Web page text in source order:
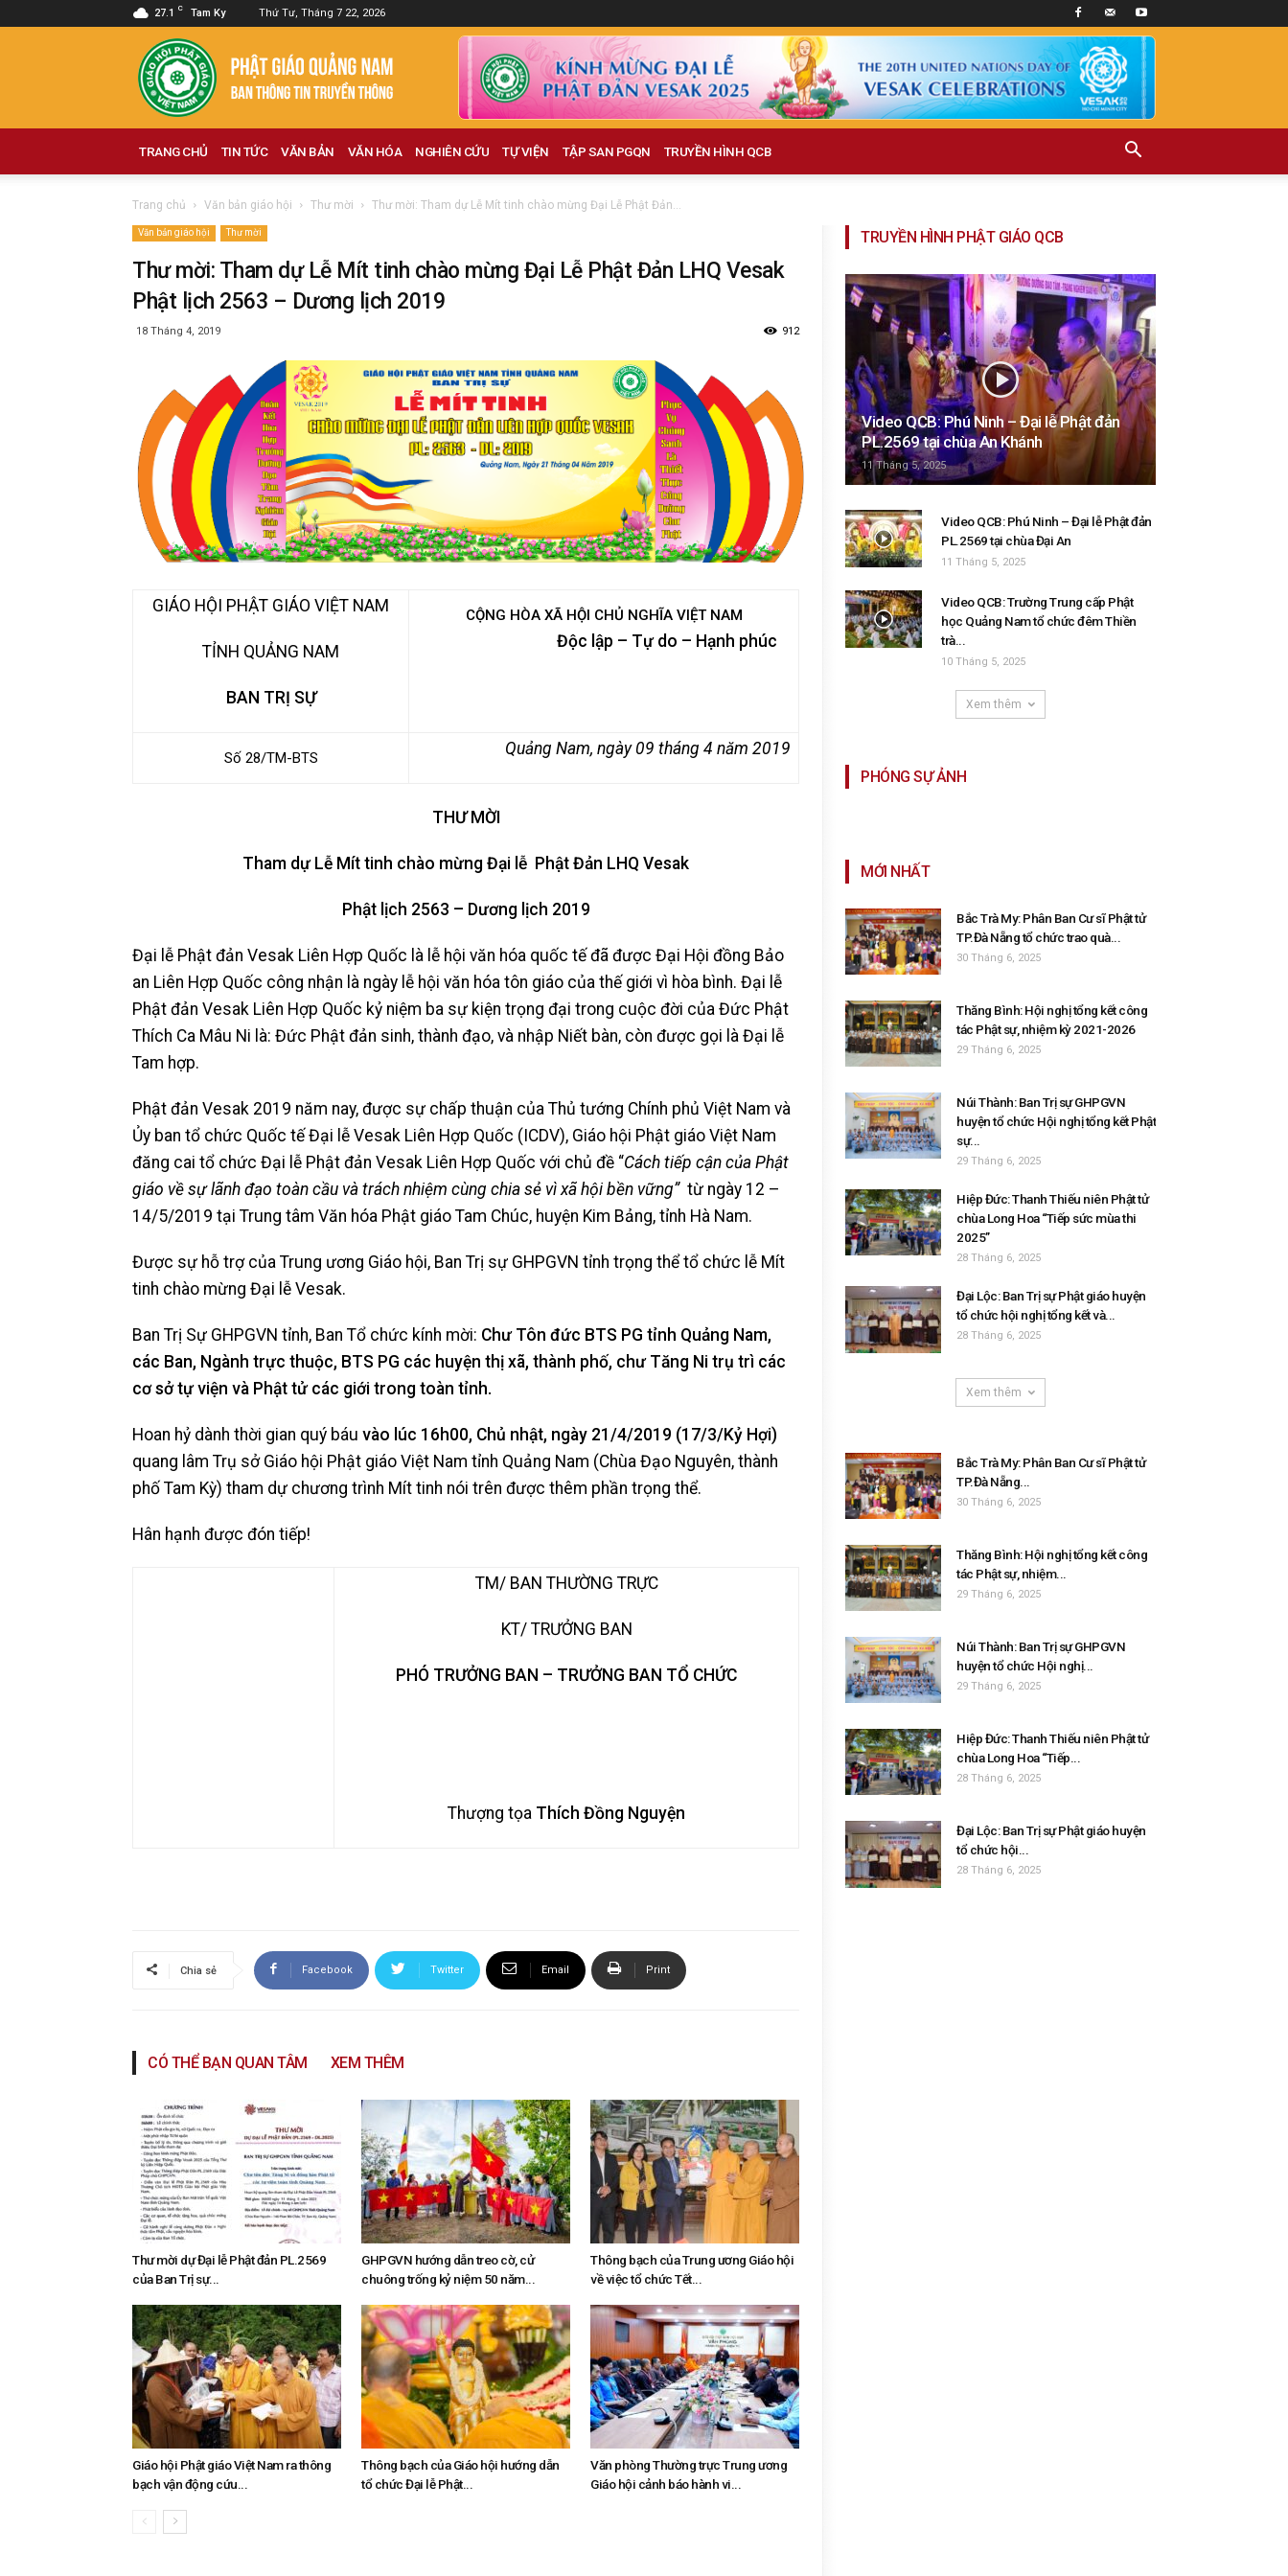
27.1 C Tam Ky Thứ Tư, Tháng 7 22, 2026
Phật
giáo
Quảng
Nam
TRANG CHỦ TIN TỨC VĂN BẢN VĂN HÓA NGHIÊN CỨU TỰ VIỆN TẬP SAN PGQN TRUYỀN HÌNH QCB
Trang chủ Văn bản giáo hội Thư mời Thư mời: Tham dự Lễ Mít tinh chào mừng Đại Lễ Phật Đản...
Văn bản giáo hội Thư mời
Thư mời: Tham dự Lễ Mít tinh chào mừng Đại Lễ Phật Đản LHQ Vesak
Phật lịch 2563 – Dương lịch 2019
18 Tháng 4, 2019 912
GIÁO HỘI PHẬT GIÁO VIỆT NAM
TỈNH QUẢNG NAM
BAN TRỊ SỰ
CỘNG HÒA XÃ HỘI CHỦ NGHĨA VIỆT NAM
Độc lập – Tự do – Hạnh phúc
Số 28/TM-BTS Quảng Nam, ngày 09 tháng 4 năm 2019
THƯ MỜI
Tham dự Lễ Mít tinh chào mừng Đại l ễ Phật Đản LHQ Vesak
Phật lịch 2563 – Dương lịch 2019
Đại lễ Phật đản Vesak Liên Hợp Quốc là lễ hội văn hóa quốc tế đã được Đại Hội đồng Bảo
an Liên Hợp Quốc công nhận là ngày lễ hội văn hóa tôn giáo của thế giới vì hòa bình. Đại lễ
Phật đản Vesak Liên Hợp Quốc kỷ niệm ba sự kiện trọng đại trong cuộc đời của Đức Phật
Thích Ca Mâu Ni là: Đức Phật đản sinh, thành đạo, và nhập Niết bàn, còn được gọi là Đại lễ
Tam hợp.
Phật đản Vesak 2019 năm nay, được sự chấp thuận của Thủ tướng Chính phủ Việt Nam và
Ủy ban tổ chức Quốc tế Đại lễ Vesak Liên Hợp Quốc (ICDV), Giáo hội Phật giáo Việt Nam
đăng cai tổ chức Đại lễ Phật đản Vesak Liên Hợp Quốc với chủ đề “Cách tiếp cận của Phật
giáo về sự lãnh đạo toàn cầu và trách nhiệm cùng chia sẻ vì xã hội bền vững” từ ngày 12 –
14/5/2019 tại Trung tâm Văn hóa Phật giáo Tam Chúc, huyện Kim Bảng, tỉnh Hà Nam.
Được sự hỗ trợ của Trung ương Giáo hội, Ban Trị sự GHPGVN tỉnh trọng thể tổ chức lễ Mít
tinh chào mừng Đại lễ Vesak.
Ban Trị Sự GHPGVN tỉnh, Ban Tổ chức kính mời: Chư Tôn đức BTS PG tỉnh Quảng Nam,
các Ban, Ngành trực thuộc, BTS PG các huyện thị xã, thành phố, chư Tăng Ni trụ trì các
cơ sở tự viện và Phật tử các giới trong toàn tỉnh.
Hoan hỷ dành thời gian quý báu vào lúc 16h00, Chủ nhật, ngày 21/4/2019 (17/3/Kỷ Hợi)
quang lâm Trụ sở Giáo hội Phật giáo Việt Nam tỉnh Quảng Nam (Chùa Đạo Nguyên, thành
phố Tam Kỳ) tham dự chương trình Mít tinh nói trên được thêm phần trọng thể.
Hân hạnh được đón tiếp!
TM/ BAN THƯỜNG TRỰC
KT/ TRƯỞNG BAN
PHÓ TRƯỞNG BAN – TRƯỞNG BAN TỔ CHỨC
Thượng tọa Thích Đồng Nguyện
Chia sẻ Facebook Twitter Email Print
CÓ THỂ BẠN QUAN TÂM XEM THÊM
Thư mời dự Đại lễ Phật đản PL.2569
của Ban Trị sự...
GHPGVN hướng dẫn treo cờ, cử
chuông trống kỷ niệm 50 năm...
Thông bạch của Trung ương Giáo hội
về việc tổ chức Tết...
Giáo hội Phật giáo Việt Nam ra thông
bạch vận động cứu...
Thông bạch của Giáo hội hướng dẫn
tổ chức Đại lễ Phật...
Văn phòng Thường trực Trung ương
Giáo hội cảnh báo hành vi...
TRUYỀN HÌNH PHẬT GIÁO QCB
Video QCB: Phú Ninh – Đại lễ Phật đản
PL.2569 tại chùa An Khánh
11 Tháng 5, 2025
Video QCB: Phú Ninh – Đại lễ Phật đản
PL.2569 tại chùa Đại An
11 Tháng 5, 2025
Video QCB: Trường Trung cấp Phật
học Quảng Nam tổ chức đêm Thiền
trà...
10 Tháng 5, 2025
Xem thêm
PHÓNG SỰ ẢNH
MỚI NHẤT
Bắc Trà My: Phân Ban Cư sĩ Phật tử
TP.Đà Nẵng tổ chức trao quà...
30 Tháng 6, 2025
Thăng Bình: Hội nghị tổng kết công
tác Phật sự, nhiệm kỳ 2021-2026
29 Tháng 6, 2025
Núi Thành: Ban Trị sự GHPGVN
huyện tổ chức Hội nghị tổng kết Phật
sự...
29 Tháng 6, 2025
Hiệp Đức: Thanh Thiếu niên Phật tử
chùa Long Hoa “Tiếp sức mùa thi
2025”
28 Tháng 6, 2025
Đại Lộc: Ban Trị sự Phật giáo huyện
tổ chức hội nghị tổng kết và...
28 Tháng 6, 2025
Xem thêm
Bắc Trà My: Phân Ban Cư sĩ Phật tử
TP.Đà Nẵng...
30 Tháng 6, 2025
Thăng Bình: Hội nghị tổng kết công
tác Phật sự, nhiệm...
29 Tháng 6, 2025
Núi Thành: Ban Trị sự GHPGVN
huyện tổ chức Hội nghị...
29 Tháng 6, 2025
Hiệp Đức: Thanh Thiếu niên Phật tử
chùa Long Hoa “Tiếp...
28 Tháng 6, 2025
Đại Lộc: Ban Trị sự Phật giáo huyện
tổ chức hội...
28 Tháng 6, 2025